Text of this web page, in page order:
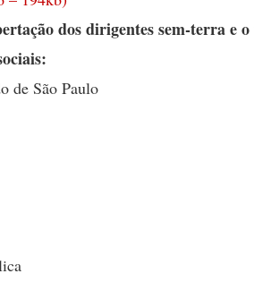
dos dirigentes sem-terra e
de São Paulo